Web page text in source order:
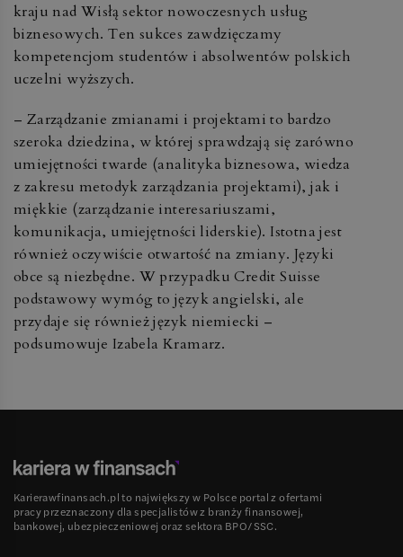
kraju nad Wisłą sektor nowoczesnych usług
biznesowych. Ten sukces zawdzięczamy
kompetencjom studentów i absolwentów polskich
uczelni wyższych.
– Zarządzanie zmianami i projektami to bardzo
szeroka dziedzina, w której sprawdzają się zarówno
umiejętności twarde (analityka biznesowa, wiedza
z zakresu metodyk zarządzania projektami), jak i
miękkie (zarządzanie interesariuszami,
komunikacja, umiejętności liderskie). Istotna jest
również oczywiście otwartość na zmiany. Języki
obce są niezbędne. W przypadku Credit Suisse
podstawowy wymóg to język angielski, ale
przydaje się również język niemiecki –
podsumowuje Izabela Kramarz.
Karierawfinansach.pl to największy w Polsce portal z ofertami
pracy przeznaczony dla specjalistów z branży finansowej,
bankowej, ubezpieczeniowej oraz sektora BPO/SSC.